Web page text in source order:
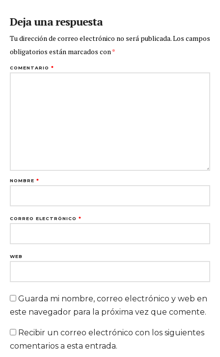
Deja una respuesta
Tu dirección de correo electrónico no será publicada.Los campos
obligatorios están marcados con*
COMENTARIO *
NOMBRE *
CORREO ELECTRÓNICO *
WEB
Guarda mi nombre, correo electrónico y web en
este navegador para la próxima vez que comente.
Recibir un correo electrónico con los siguientes
comentarios a esta entrada.